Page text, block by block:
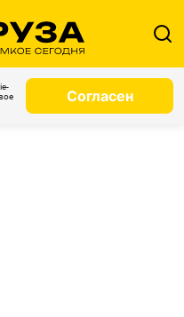
Согласен